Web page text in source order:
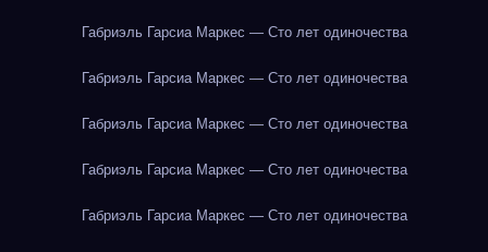
Габриэль Гарсиа Маркес — Сто лет одиночества
Габриэль Гарсиа Маркес — Сто лет одиночества
Габриэль Гарсиа Маркес — Сто лет одиночества
Габриэль Гарсиа Маркес — Сто лет одиночества
Габриэль Гарсиа Маркес — Сто лет одиночества